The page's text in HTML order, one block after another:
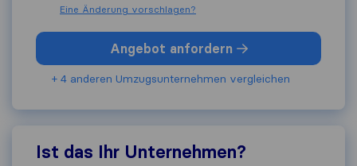
Eine Änderung vorschlagen?
Angebot anfordern
+ 4 anderen Umzugs​unternehmen vergleichen
Ist das Ihr Unternehmen?